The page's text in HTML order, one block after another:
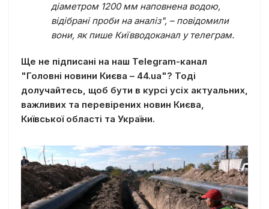
діаметром 1200 мм наповнена водою,
відібрані проби на аналіз", – повідомили
вони, як пише Київводоканал у телеграм.
Ще не підписані на наш Telegram-канал
"Головні новини Києва – 44.ua"? Тоді
долучайтесь, щоб бути в курсі усіх актуальних,
важливих та перевірених новин Києва,
Київської області та України.